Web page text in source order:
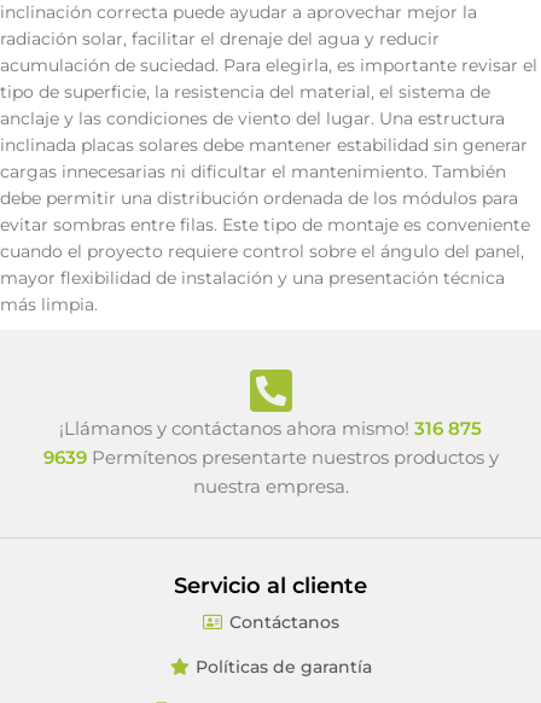
inclinación correcta puede ayudar a aprovechar mejor la
radiación solar, facilitar el drenaje del agua y reducir
acumulación de suciedad. Para elegirla, es importante revisar el
tipo de superficie, la resistencia del material, el sistema de
anclaje y las condiciones de viento del lugar. Una estructura
inclinada placas solares debe mantener estabilidad sin generar
cargas innecesarias ni dificultar el mantenimiento. También
debe permitir una distribución ordenada de los módulos para
evitar sombras entre filas. Este tipo de montaje es conveniente
cuando el proyecto requiere control sobre el ángulo del panel,
mayor flexibilidad de instalación y una presentación técnica
más limpia.
¡Llámanos y contáctanos ahora mismo! 316 875
9639Permítenos presentarte nuestros productos y
nuestra empresa.
Servicio al cliente
Contáctanos
Políticas de garantía